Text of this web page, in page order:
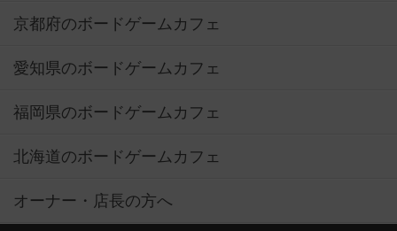
京都府のボードゲームカフェ
愛知県のボードゲームカフェ
福岡県のボードゲームカフェ
北海道のボードゲームカフェ
オーナー・店長の方へ